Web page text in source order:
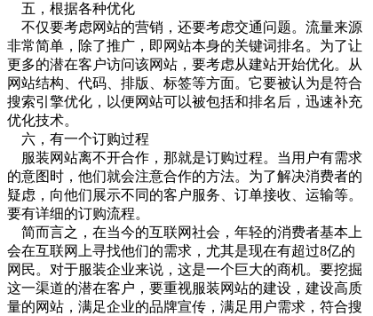
五，根据各种优化
不仅要考虑网站的营销，还要考虑交通问题。流量来源
非常简单，除了推广，即网站本身的关键词排名。为了让
更多的潜在客户访问该网站，要考虑从建站开始优化。从
网站结构、代码、排版、标签等方面。它要被认为是符合
搜索引擎优化，以便网站可以被包括和排名后，迅速补充
优化技术。
六，有一个订购过程
服装网站离不开合作，那就是订购过程。当用户有需求
的意图时，他们就会注意合作的方法。为了解决消费者的
疑虑，向他们展示不同的客户服务、订单接收、运输等。
要有详细的订购流程。
简而言之，在当今的互联网社会，年轻的消费者基本上
会在互联网上寻找他们的需求，尤其是现在有超过8亿的
网民。对于服装企业来说，这是一个巨大的商机。要挖掘
这一渠道的潜在客户，要重视服装网站的建设，建设高质
量的网站，满足企业的品牌宣传，满足用户需求，符合搜